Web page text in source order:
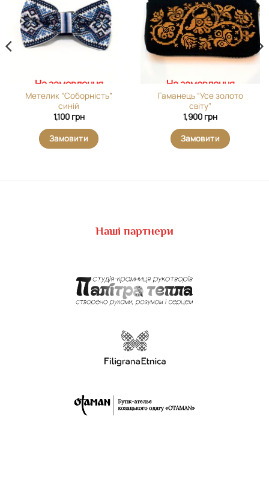
виріб у
вибране
На замовлення
Метелик “Соборність”
синій
1,100 грн
Замовити
виріб у
вибране
На замовлення
Гаманець “Усе золото
світу”
1,900 грн
Замовити
Наші партнери